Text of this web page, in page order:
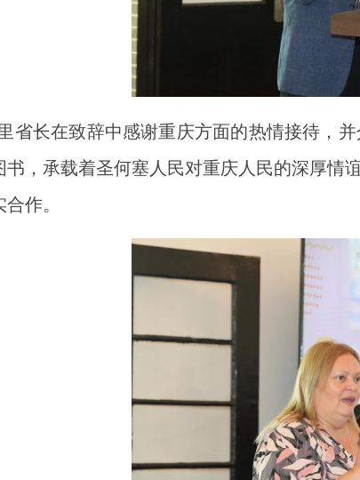
省长在致辞中感谢重庆方面的热情接待，
书，承载着圣何塞人民对重庆人民的深厚
作。